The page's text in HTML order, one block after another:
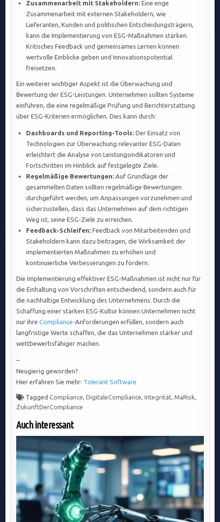
Zusammenarbeit mit Stakeholdern: Eine enge
Zusammenarbeit mit externen Stakeholdern, wie
Lieferanten, Kunden und politischen Entscheidungsträgern,
kann die Implementierung von ESG-Maßnahmen stärken.
Kritisches Feedback und gemeinsames Lernen können
wertvolle Einblicke geben und Innovationspotential
freisetzen.
Ein weiterer wichtiger Aspekt ist die Überwachung und
Bewertung der ESG-Leistungen. Unternehmen sollten Systeme
einführen, die eine regelmäßige Prüfung und Berichterstattung
über ESG-Kriterien ermöglichen. Dies kann durch:
Dashboards und Reporting-Tools: Der Einsatz von
Technologien zur Überwachung relevanter ESG-Daten
erleichtert die Analyse von Leistungsindikatoren und
Fortschritten im Hinblick auf festgelegte Ziele.
Regelmäßige Bewertungen: Auf Grundlage der
gesammelten Daten sollten regelmäßige Bewertungen
durchgeführt werden, um Anpassungen vorzunehmen und
sicherzustellen, dass das Unternehmen auf dem richtigen
Weg ist, seine ESG-Ziele zu erreichen.
Feedback-Schleifen: Feedback von Mitarbeitenden und
Stakeholdern kann dazu beitragen, die Wirksamkeit der
implementierten Maßnahmen zu erhöhen und
kontinuierliche Verbesserungen zu fördern.
Die Implementierung effektiver ESG-Maßnahmen ist nicht nur für
die Einhaltung von Vorschriften entscheidend, sondern auch für
die nachhaltige Entwicklung des Unternehmens. Durch die
Schaffung einer starken ESG-Kultur können Unternehmen nicht
nur ihreCompliance-Anforderungen erfüllen, sondern auch
langfristige Werte schaffen, die das Unternehmen stärker und
wettbewerbsfähiger machen.
–
Neugierig geworden?
Hier erfahren Sie mehr: Tolerant Software
TaggedCompliance,DigitaleCompliance,Integrität,MaRisk,
ZukunftDerCompliance
Auch interessant